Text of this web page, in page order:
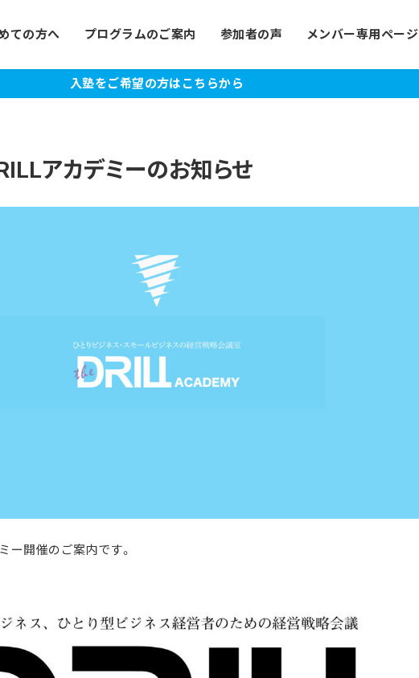
ての方へ プログラムのご案内 参加者の声 メンバー専用ページ
入塾をご希望の方はこちらから
アカデミーのお知らせ
ー開催のご案内です。